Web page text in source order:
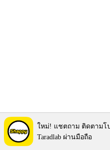
ใหม่! แชตถาม ติดตามโ
Taradlab ผ่านมือถือ